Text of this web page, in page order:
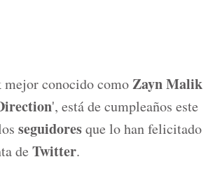
conocido comoZayn Malik
', está de cumpleaños este
seguidoresque lo han felicitado
de Twitter.